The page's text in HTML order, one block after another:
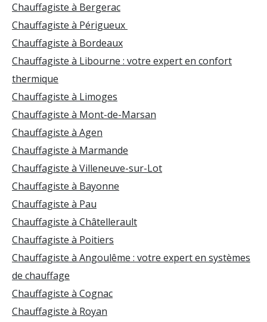
Chauffagiste à Bergerac
Chauffagiste à Périgueux
Chauffagiste à Bordeaux
Chauffagiste à Libourne : votre expert en confort
thermique
Chauffagiste à Limoges
Chauffagiste à Mont-de-Marsan
Chauffagiste à Agen
Chauffagiste à Marmande
Chauffagiste à Villeneuve-sur-Lot
Chauffagiste à Bayonne
Chauffagiste à Pau
Chauffagiste à Châtellerault
Chauffagiste à Poitiers
Chauffagiste à Angoulême : votre expert en systèmes
de chauffage
Chauffagiste à Cognac
Chauffagiste à Royan